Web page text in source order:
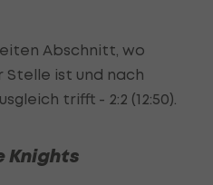
Abschnitt, wo
Stelle ist und nach
trifft - 2:2 (12:50).
Knights